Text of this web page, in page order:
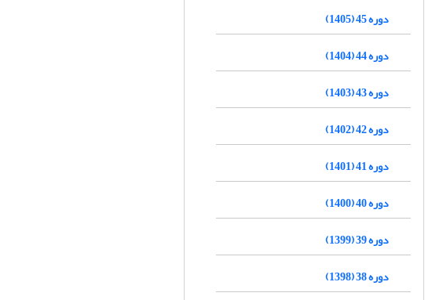
دوره 45 (1405)
دوره 44 (1404)
دوره 43 (1403)
دوره 42 (1402)
دوره 41 (1401)
دوره 40 (1400)
دوره 39 (1399)
دوره 38 (1398)